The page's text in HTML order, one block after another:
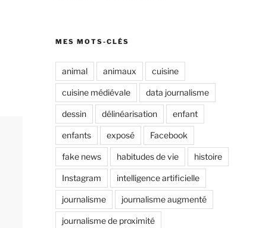
MES MOTS-CLÉS
animal animaux cuisine
cuisine médiévale data journalisme
dessin délinéarisation enfant
enfants exposé Facebook
fake news habitudes de vie histoire
Instagram intelligence artificielle
journalisme journalisme augmenté
journalisme de proximité